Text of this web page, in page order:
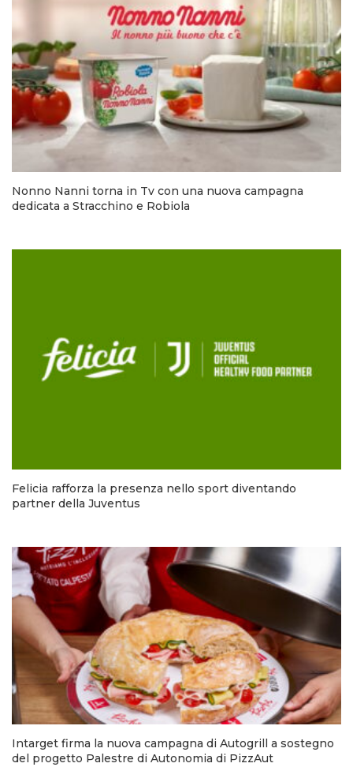
OPINIONI
Nonno Nanni torna in Tv con una nuova campagna
dedicata a Stracchino e Robiola
Felicia rafforza la presenza nello sport diventando
partner della Juventus
Intarget firma la nuova campagna di Autogrill a sostegno
del progetto Palestre di Autonomia di PizzAut